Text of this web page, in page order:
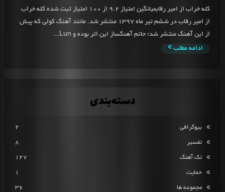
کله خراب از امیر رقابمیانگین امتیاز 9.2 از 100 امتیاز ثبت شده کله خراب
از امیر رقاب در ششم تیر ماه 1397 منتشر شد. مانند آهنگ کولی که پیش
از این آهنگ منتشر شد؛ حاتم آهنگساز این اثر بوده و Lun...
ادامه مطلب
دسته‌بندی
بیوگرافی 2
تفسیر 8
تک آهنگ 127
حمایت 1
مجموعه ها 36